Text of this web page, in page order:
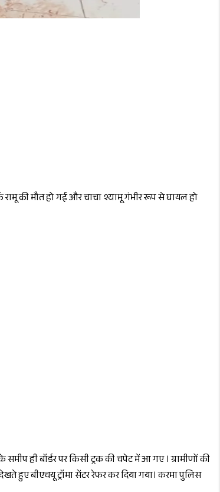
रामू की मौत हो गई और चाचा श्यामू गंभीर रूप से घायल हो
ही बॉर्डर पर किसी ट्रक की चपेट में आ गए । ग्रामीणों की
हुए बीएचयू ट्रॉमा सेंटर रेफर कर दिया गया। करमा पुलिस